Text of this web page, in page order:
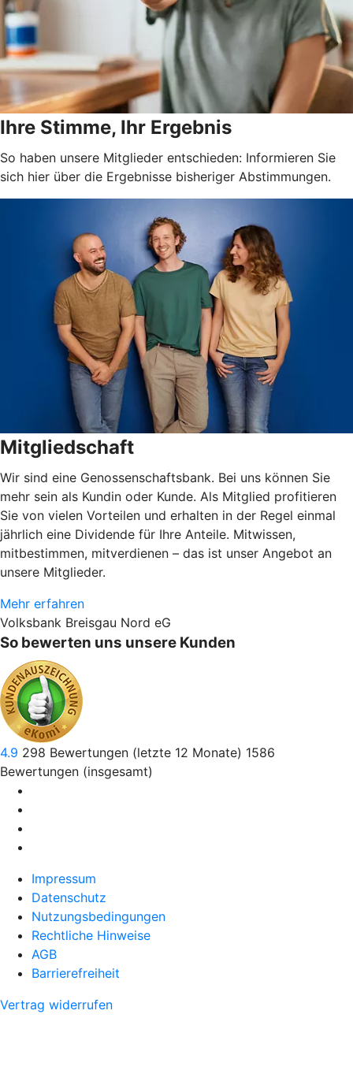
Ihre Stimme, Ihr Ergebnis
So haben unsere Mitglieder entschieden: Informieren Sie
sich hier über die Ergebnisse bisheriger Abstimmungen.
Mitgliedschaft
Wir sind eine Genossenschaftsbank. Bei uns können Sie
mehr sein als Kundin oder Kunde. Als Mitglied profitieren
Sie von vielen Vorteilen und erhalten in der Regel einmal
jährlich eine Dividende für Ihre Anteile. Mitwissen,
mitbestimmen, mitverdienen – das ist unser Angebot an
unsere Mitglieder.
Mehr erfahren
Volksbank Breisgau Nord eG
So bewerten uns unsere Kunden
4.9 298 Bewertungen (letzte 12 Monate) 1586
Bewertungen (insgesamt)
Impressum
Datenschutz
Nutzungsbedingungen
Rechtliche Hinweise
AGB
Barrierefreiheit
Vertrag widerrufen